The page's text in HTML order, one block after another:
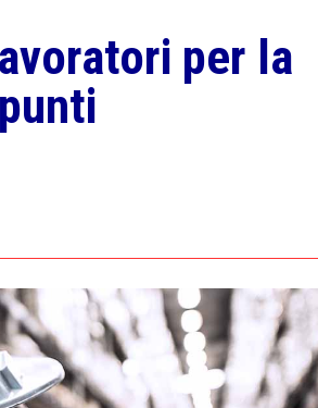
per la